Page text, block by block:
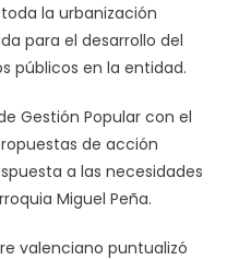
la urbanización
para el desarrollo del
públicos en la entidad.
Gestión Popular con el
de acción
a las necesidades
Miguel Peña.
valenciano puntualizó